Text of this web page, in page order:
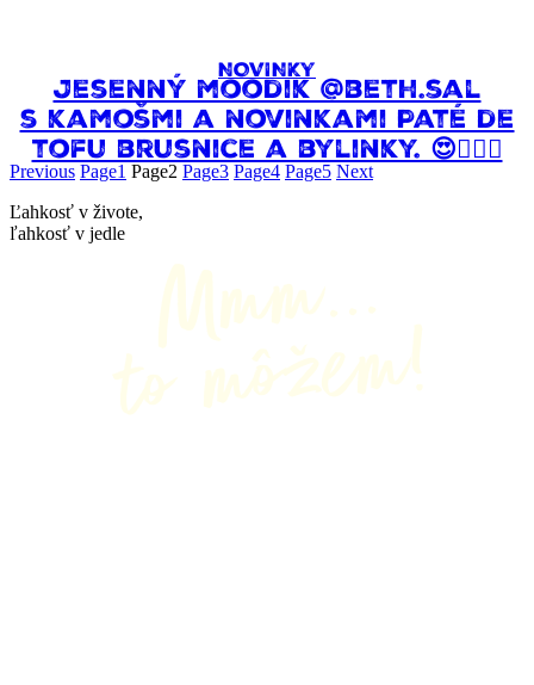
NOVINKY
Jesenný moodik @beth.sal
s kamošmi a novinkami Paté de
tofu brusnice a bylinky. 😍🧘🏼‍♀️
Previous Page1 Page2 Page3 Page4 Page5 Next
Ľahkosť v živote,
ľahkosť v jedle